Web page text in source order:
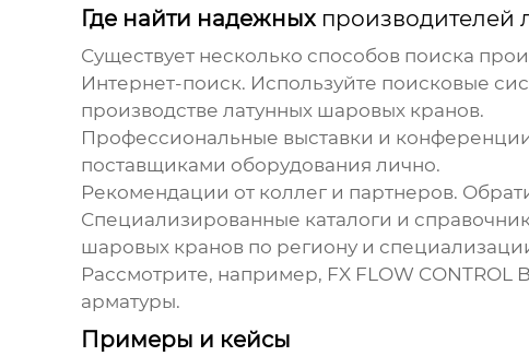
Где найти надежных производителей
Существует несколько способов поиска
Интернет-поиск. Используйте поисковые
производстве латунных шаровых кранов.
Профессиональные выставки и
поставщиками оборудования лично.
Рекомендации от коллег и партнеров.
Специализированные каталоги и
шаровых крановпо региону и
Рассмотрите, например, FX FLOW CONTROL
арматуры.
Примеры и кейсы